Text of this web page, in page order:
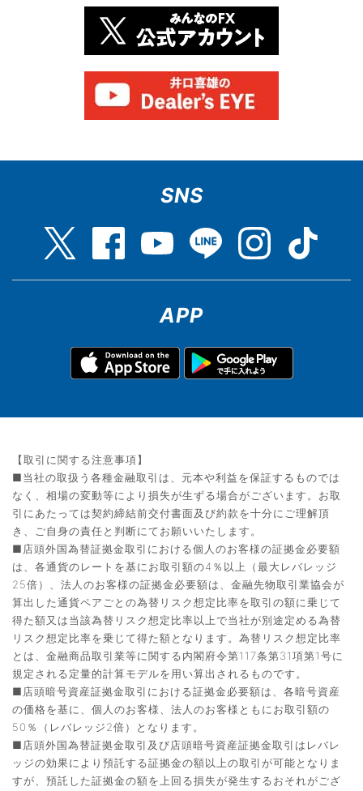
SNS
APP
【取引に関する注意事項】
■当社の取扱う各種金融取引は、元本や利益を保証するものでは
なく、相場の変動等により損失が生ずる場合がございます。お取
引にあたっては契約締結前交付書面及び約款を十分にご理解頂
き、ご自身の責任と判断にてお願いいたします。
■店頭外国為替証拠金取引における個人のお客様の証拠金必要額
は、各通貨のレートを基にお取引額の4％以上（最大レバレッジ
25倍）、法人のお客様の証拠金必要額は、金融先物取引業協会が
算出した通貨ペアごとの為替リスク想定比率を取引の額に乗じて
得た額又は当該為替リスク想定比率以上で当社が別途定める為替
リスク想定比率を乗じて得た額となります。為替リスク想定比率
とは、金融商品取引業等に関する内閣府令第117条第31項第1号に
規定される定量的計算モデルを用い算出されるものです。
■店頭暗号資産証拠金取引における証拠金必要額は、各暗号資産
の価格を基に、個人のお客様、法人のお客様ともにお取引額の
50％（レバレッジ2倍）となります。
■店頭外国為替証拠金取引及び店頭暗号資産証拠金取引はレバレ
ッジの効果により預託する証拠金の額以上の取引が可能となりま
すが、預託した証拠金の額を上回る損失が発生するおそれがござ